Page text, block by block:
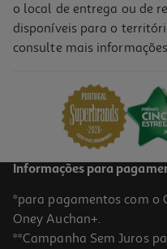
o local de entrega ou de
disponíveis para o
consulte mais informações
Informações para
*para pagamentos com o
Oney Auchan+.
**Campanha Sem Juros